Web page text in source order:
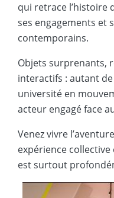
qui retrace l’histoire
ses engagements et
contemporains.
Objets surprenants,
interactifs : autant
université en
acteur engagé face
Venez vivre
expérience
est surtout